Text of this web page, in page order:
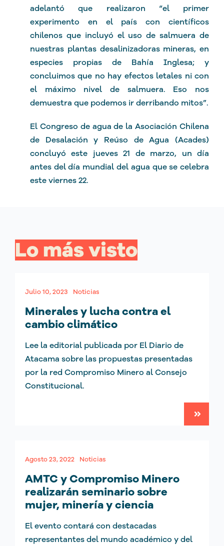
adelantó que realizaron “el primer
experimento en el país con científicos
chilenos que incluyó el uso de salmuera de
nuestras plantas desalinizadoras mineras, en
especies propias de Bahía Inglesa; y
concluimos que no hay efectos letales ni con
el máximo nivel de salmuera. Eso nos
demuestra que podemos ir derribando mitos”.
El Congreso de agua de la Asociación Chilena
de Desalación y Reúso de Agua (Acades)
concluyó este jueves 21 de marzo, un día
antes del día mundial del agua que se celebra
este viernes 22.
Lo más visto
Julio 10, 2023 Noticias
Minerales y lucha contra el
cambio climático
Lee la editorial publicada por El Diario de
Atacama sobre las propuestas presentadas
por la red Compromiso Minero al Consejo
Constitucional.
Agosto 23, 2022 Noticias
AMTC y Compromiso Minero
realizarán seminario sobre
mujer, minería y ciencia
El evento contará con destacadas
representantes del mundo académico y del